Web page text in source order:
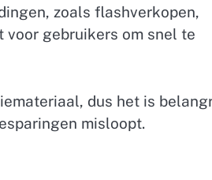
zoals flashverkopen,
gebruikers om snel te
dus het is
misloopt.